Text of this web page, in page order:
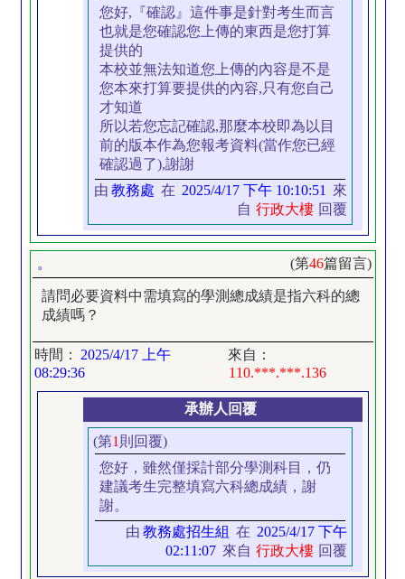
您好,『確認』這件事是針對考生而言
也就是您確認您上傳的東西是您打算
提供的
本校並無法知道您上傳的內容是不是
您本來打算要提供的內容,只有您自己
才知道
所以若您忘記確認,那麼本校即為以目
前的版本作為您報考資料(當作您已經
確認過了),謝謝
由 教務處 在 2025/4/17 下午 10:10:51
來
自 行政大樓 回覆
。 (第46篇留言)
請問必要資料中需填寫的學測總成績是指六科的總
成績嗎？
時間：
2025/4/17 上午
08:29:36
來自：
110.***.***.136
承辦人回覆
(第1 則回覆)
您好，雖然僅採計部分學測科目，仍
建議考生完整填寫六科總成績，謝
謝。
由 教務處招生組 在 2025/4/17 下午
02:11:07 來自 行政大樓 回覆